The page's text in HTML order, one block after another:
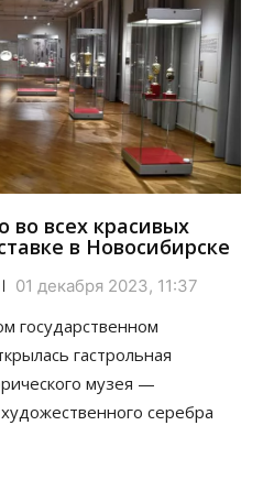
во всех красивых
в Новосибирске
01 декабря 2023, 11:37
государственном
гастрольная
музея —
серебра